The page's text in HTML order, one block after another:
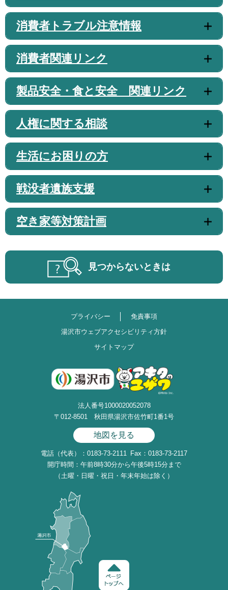
消費者トラブル注意情報
消費者関連リンク
製品安全・食と安全 関連リンク
人権に関する相談
生活にお困りの方
戦没者遺族支援
空き家等対策計画
見つからないときは
プライバシー
免責事項
湯沢市ウェブアクセシビリティ方針
サイトマップ
法人番号1000020052078
〒012-8501 秋田県湯沢市佐竹町1番1号
地図を見る
電話（代表）：0183-73-2111 Fax：0183-73-2117
開庁時間：午前8時30分から午後5時15分まで
（土曜・日曜・祝日・年末年始は除く）